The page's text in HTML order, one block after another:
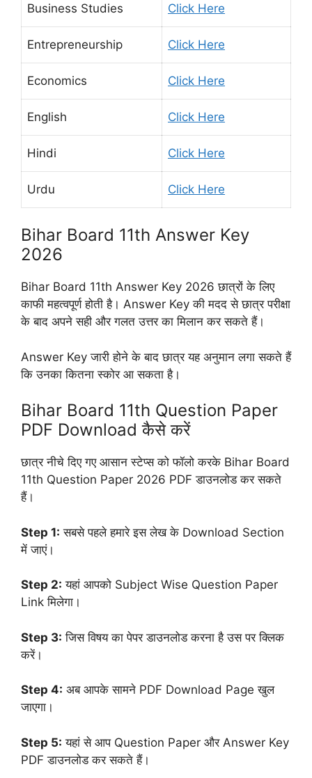
Business Studies Click Here
Entrepreneurship Click Here
Economics Click Here
English Click Here
Hindi Click Here
Urdu Click Here
Bihar Board 11th Answer Key
2026
Bihar Board 11th Answer Key 2026 छात्रों के लिए
काफी महत्वपूर्ण होती है। Answer Key की मदद से छात्र परीक्षा
के बाद अपने सही और गलत उत्तर का मिलान कर सकते हैं।
Answer Key जारी होने के बाद छात्र यह अनुमान लगा सकते हैं
कि उनका कितना स्कोर आ सकता है।
Bihar Board 11th Question Paper
PDF Download कैसे करें
छात्र नीचे दिए गए आसान स्टेप्स को फॉलो करके Bihar Board
11th Question Paper 2026 PDF डाउनलोड कर सकते
हैं।
Step 1: सबसे पहले हमारे इस लेख के Download Section
में जाएं।
Step 2: यहां आपको Subject Wise Question Paper
Link मिलेगा।
Step 3: जिस विषय का पेपर डाउनलोड करना है उस पर क्लिक
करें।
Step 4: अब आपके सामने PDF Download Page खुल
जाएगा।
Step 5: यहां से आप Question Paper और Answer Key
PDF डाउनलोड कर सकते हैं।